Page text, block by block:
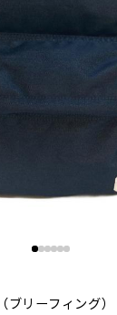
（ブリーフィング）